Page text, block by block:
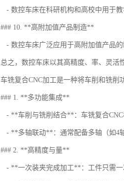
- 数控车床在科研机构和高校中用于
### 10. **高附加值产品制造**
- 数控车床广泛应用于高附加值产品
总之，数控车床以其高精度、率、灵活
车铣复合CNC加工是一种将车削和铣
### 1. **多功能集成**
- **车削与铣削结合**：车铣复合CNC
- **多轴联动**：通常配备多轴（如4
### 2. **高精度与量**
- **一次装夹完成加工**：工件只需一